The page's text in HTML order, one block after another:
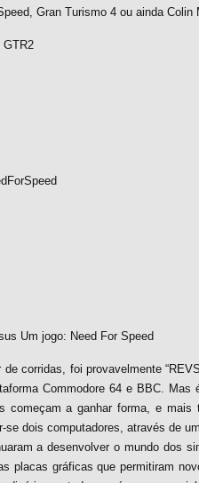
Gran Turismo 4 ou ainda Colin
Um jogo: Need For Speed
corridas, foi provavelmente
Commodore 64 e BBC. Mas
começam a ganhar forma, e mais
se dois computadores, através de
a desenvolver o mundo dos
placas gráficas que permitiram